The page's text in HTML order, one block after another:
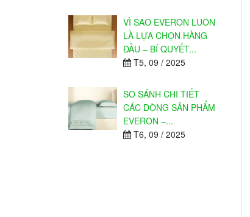
VÌ SAO EVERON LUÔN
LÀ LỰA CHỌN HÀNG
ĐẦU – BÍ QUYẾT...
T5, 09 / 2025
SO SÁNH CHI TIẾT
CÁC DÒNG SẢN PHẨM
EVERON –...
T6, 09 / 2025